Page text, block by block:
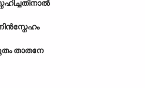
താതനേ